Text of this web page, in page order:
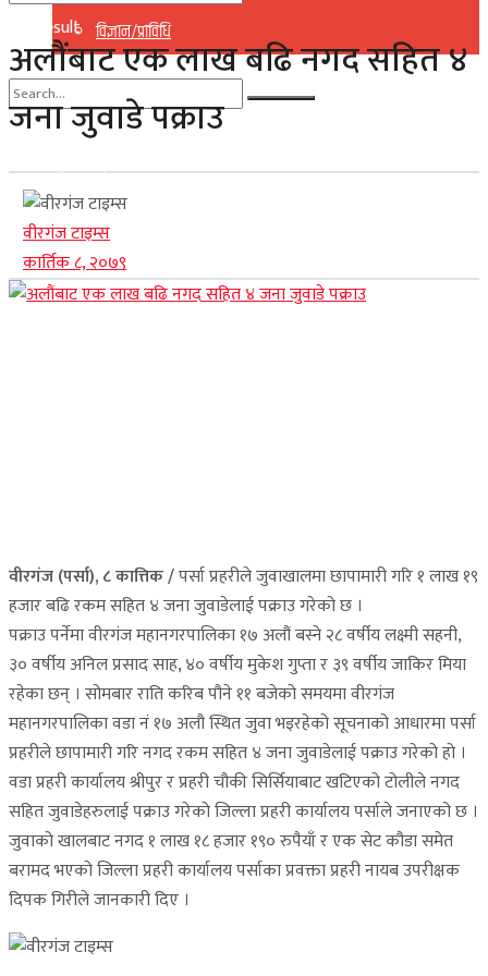
विज्ञान/प्राविधि
No Result
View All Result
No Result
View All Result
अलौंबाट एक लाख बढि नगद सहित ४
जना जुवाडे पक्राउ
वीरगंज टाइम्स
कार्तिक ८, २०७९
वीरगंज (पर्सा), ८ कात्तिक /पर्सा प्रहरीले जुवाखालमा छापामारी गरि १ लाख १९
हजार बढि रकम सहित ४ जना जुवाडेलाई पक्राउ गरेको छ ।
पक्राउ पर्नेमा वीरगंज महानगरपालिका १७ अलौं बस्ने २८ वर्षीय लक्ष्मी सहनी,
३० वर्षीय अनिल प्रसाद साह, ४० वर्षीय मुकेश गुप्ता र ३९ वर्षीय जाकिर मिया
रहेका छन् । सोमबार राति करिब पौने ११ बजेको समयमा वीरगंज
महानगरपालिका वडा नं १७ अलौ स्थित जुवा भइरहेको सूचनाको आधारमा पर्सा
प्रहरीले छापामारी गरि नगद रकम सहित ४ जना जुवाडेलाई पक्राउ गरेको हो ।
वडा प्रहरी कार्यालय श्रीपुर र प्रहरी चौकी सिर्सियाबाट खटिएको टोलीले नगद
सहित जुवाडेहरुलाई पक्राउ गरेको जिल्ला प्रहरी कार्यालय पर्साले जनाएको छ ।
जुवाको खालबाट नगद १ लाख १८ हजार १९० रुपैयाँ र एक सेट कौडा समेत
बरामद भएको जिल्ला प्रहरी कार्यालय पर्साका प्रवक्ता प्रहरी नायब उपरीक्षक
दिपक गिरीले जानकारी दिए ।